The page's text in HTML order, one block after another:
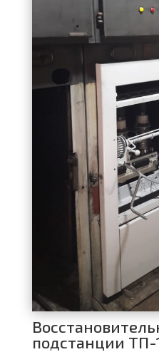
подстанции ТП-